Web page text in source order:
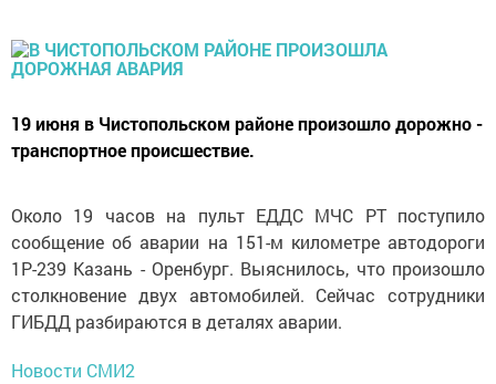
19 июня в Чистопольском районе произошло дорожно -
транспортное происшествие.
Около 19 часов на пульт ЕДДС МЧС РТ поступило
сообщение об аварии на 151-м километре автодороги
1Р-239 Казань - Оренбург. Выяснилось, что произошло
столкновение двух автомобилей. Сейчас сотрудники
ГИБДД разбираются в деталях аварии.
Новости СМИ2